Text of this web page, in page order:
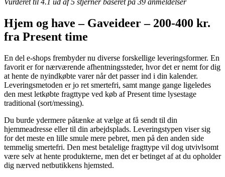
Hjem og have – Gaveideer – 200-400 kr.
fra Present time
En del e-shops frembyder nu diverse forskellige leveringsformer. En
favorit er for nærværende afhentningssteder, hvor det er nemt for dig
at hente de nyindkøbte varer når det passer ind i din kalender.
Leveringsmetoden er jo ret smertefri, samt mange gange ligeledes
den mest letkøbte fragttype ved køb af Present time lysestage
traditional (sort/messing).
Du burde ydermere påtænke at vælge at få sendt til din
hjemmeadresse eller til din arbejdsplads. Leveringstypen viser sig
for det meste en lille smule mere pebret, men på den anden side
temmelig smertefri. Den mest betalelige fragttype vil dog utvivlsomt
være selv at hente produkterne, men det er betinget af at du opholder
dig nærved netbutikkens hjemsted.